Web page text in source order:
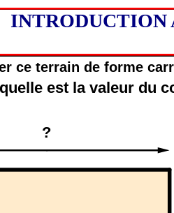
INTRODUCTION